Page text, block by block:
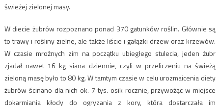
świeżej zielonej masy.
W diecie żubrów rozpoznano ponad 370 gatunków roślin. Głównie są
to trawy i rośliny zielne, ale także liście i gałązki drzew oraz krzewów.
W czasie mroźnych zim na początku ubiegłego stulecia, jeden żubr
zjadał nawet 16 kg siana dziennie, czyli w przeliczeniu na świeżą
zieloną masę było to 80 kg. W tamtym czasie w celu urozmaicenia diety
żubrów ścinano dla nich ok. 7 tys. osik rocznie, przywożąc w miejsce
dokarmiania kłody do ogryzania z kory, która dostarczała im